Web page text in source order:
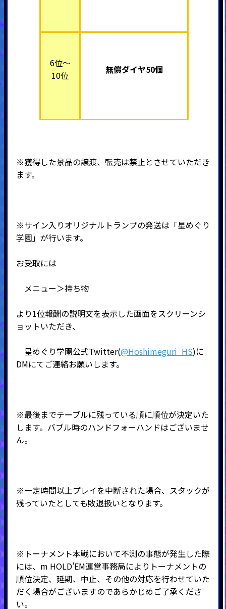
6位～
10位
無償ダイヤ50個
※獲得した景品の譲渡、転売は禁止とさせていただき
ます。
※サイン入りオリジナルトランプの発送は「星めぐり
学園」が行います。
お受取には
メニュー＞持ち物
より1位報酬の説明文を表示した画面をスクリーンシ
ョットいただき、
星めぐり学園公式Twitter(@Hoshimeguri_HS)に
DMにてご連絡お願いします。
※最後までテーブルに残っている順に順位が決定いた
します。バブル時のハンドフォーハンドはございませ
ん。
※一定時間以上プレイを中断された場合、スタックが
残っていたとしても敗退扱いとなります。
※トーナメント本戦において不測の事態が発生した際
には、m HOLD'EM運営事務局によりトーナメントの
順位決定、延期、中止、その他の対応を行わせていた
だく場合がございますのであらかじめご了承くださ
い。